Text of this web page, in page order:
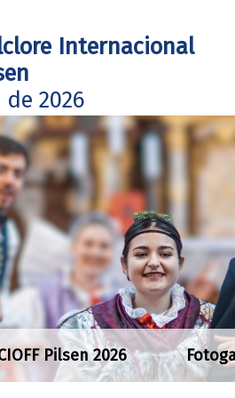
Internacional
2026
Pilsen 2026